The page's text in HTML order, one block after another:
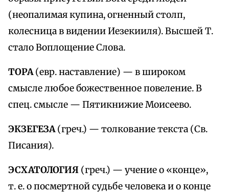
(неопалимая купина, огненный столп,
колесница в видении Иезекииля). Высшей Т.
стало Воплощение Слова.
ТОРА(евр. наставление) — в широком
смысле любое божественное повеление. В
спец. смысле — Пятикнижие Моисеево.
ЭКЗЕГЕЗА(греч.) — толкование текста (Св.
Писания).
ЭСХАТОЛОГИЯ (греч.) — учение о «конце»,
т. е. о посмертной судьбе человека и о конце